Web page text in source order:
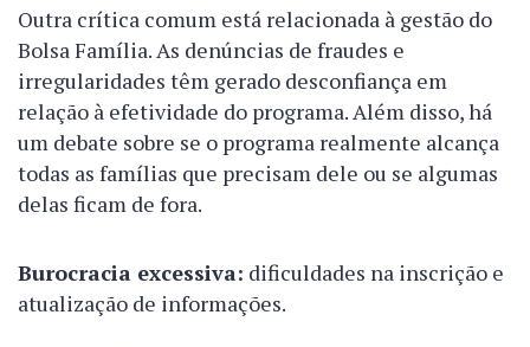
Outra crítica comum está relacionada à gestão do
Bolsa Família. As denúncias de fraudes e
irregularidades têm gerado desconfiança em
relação à efetividade do programa. Além disso, há
um debate sobre se o programa realmente alcança
todas as famílias que precisam dele ou se algumas
delas ficam de fora.
Burocracia excessiva: dificuldades na inscrição e
atualização de informações.